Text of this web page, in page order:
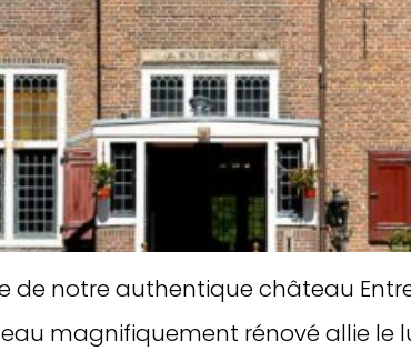
de notre authentique château
magnifiquement rénové allie le